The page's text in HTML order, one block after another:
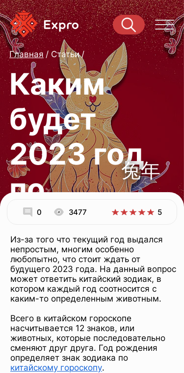
兔年
Главная Статьи
Каким
будет
2023 год
по
китайскому
календарю
0 3477 5
Из-за того что текущий год выдался
непростым, многим особенно
любопытно, что стоит ждать от
будущего 2023 года. На данный вопрос
может ответить китайский зодиак, в
котором каждый год соотносится с
каким-то определенным животным.
Всего в китайском гороскопе
насчитывается 12 знаков, или
животных, которые последовательно
сменяют друг друга. Год рождения
определяет знак зодиака по
китайскому гороскопу.